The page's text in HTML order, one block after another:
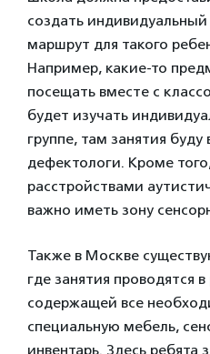
создать
маршрут для такого
Например, какие-то
посещать вместе с
будет изучать
группе, там занятия буду
дефектологи. Кроме
расстройствами
важно иметь зону
Также в Москве
где занятия проводятся
содержащей все
специальную мебель,
инвентарь. Здесь ребята